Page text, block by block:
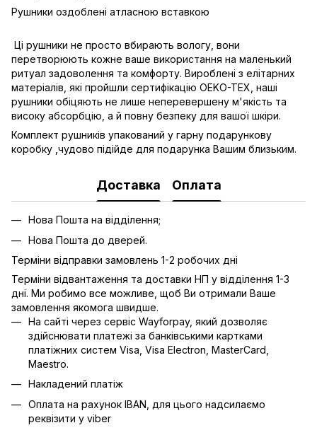
Рушники оздоблені атласною вставкою
Ці рушники не просто вбирають вологу, вони
перетворюють кожне ваше використання на маленький
ритуал задоволення та комфорту. Вироблені з елітарних
матеріалів, які пройшли сертифікацію OEKO-TEX, наші
рушники обіцяють не лише неперевершену м'якість та
високу абсорбцію, а й повну безпеку для вашої шкіри.
Комплект рушників упакований у гарну подарункову
коробку ,чудово підійде для подарунка Вашим близьким.
Доставка Оплата
Нова Пошта на відділення;
Нова Пошта до дверей.
Терміни відправки замовлень 1-2 робочих дні
Терміни відвантаження та доставки НП у відділення 1-3
дні. Ми робимо все можливе, щоб Ви отримали Ваше
замовлення якомога швидше.
На сайті через сервіс Wayforpay, який дозволяє
здійснювати платежі за банківськими картками
платіжних систем Visa, Visa Electron, MasterCard,
Maestro.
Накладений платіж
Оплата на рахунок IBAN, для цього надсилаємо
реквізити у viber